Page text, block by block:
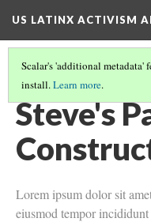
US LATINX ACTIVISM
Scalar's 'additional metadata'
install.Learn more.
LA DEMONSTRATIONS
Steve's
Lorem ipsum dolor sit
eiusmod tempor